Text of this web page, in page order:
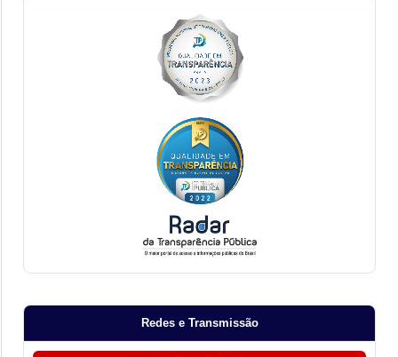
Redes e Transmissão